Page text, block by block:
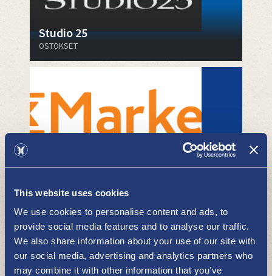
This website uses cookies
We use cookies to personalise content and ads, to
provide social media features and to analyse our traffic.
We also share information about your use of our site with
our social media, advertising and analytics partners who
may combine it with other information that you’ve
Studio 25
OSTOKSET
K-Market Pikkuherkku